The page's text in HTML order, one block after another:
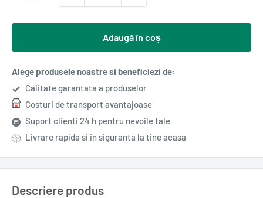
Adaugă în coș
Alege produsele noastre si beneficiezi de:
Calitate garantata a produselor
Costuri de transport avantajoase
Suport clienti 24 h pentru nevoile tale
Livrare rapida si in siguranta la tine acasa
Descriere produs